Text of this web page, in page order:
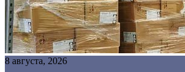
8 августа, 2026